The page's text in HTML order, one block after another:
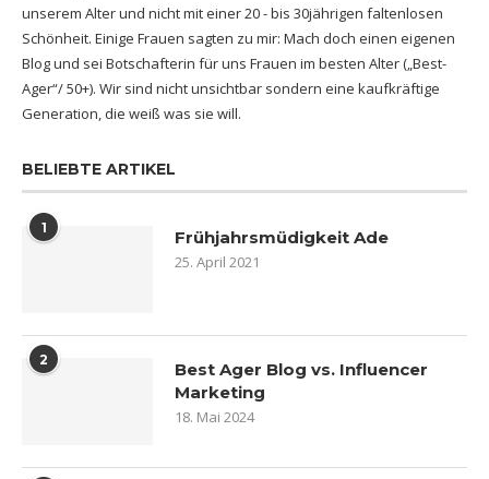
unserem Alter und nicht mit einer 20 - bis 30jährigen faltenlosen
Schönheit. Einige Frauen sagten zu mir: Mach doch einen eigenen
Blog und sei Botschafterin für uns Frauen im besten Alter („Best-
Ager“/ 50+). Wir sind nicht unsichtbar sondern eine kaufkräftige
Generation, die weiß was sie will.
BELIEBTE ARTIKEL
1 Frühjahrsmüdigkeit Ade
25. April 2021
2
Best Ager Blog vs. Influencer
Marketing
18. Mai 2024